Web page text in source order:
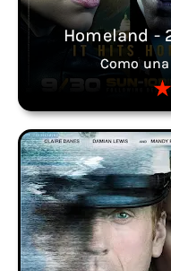
Homeland -
Como